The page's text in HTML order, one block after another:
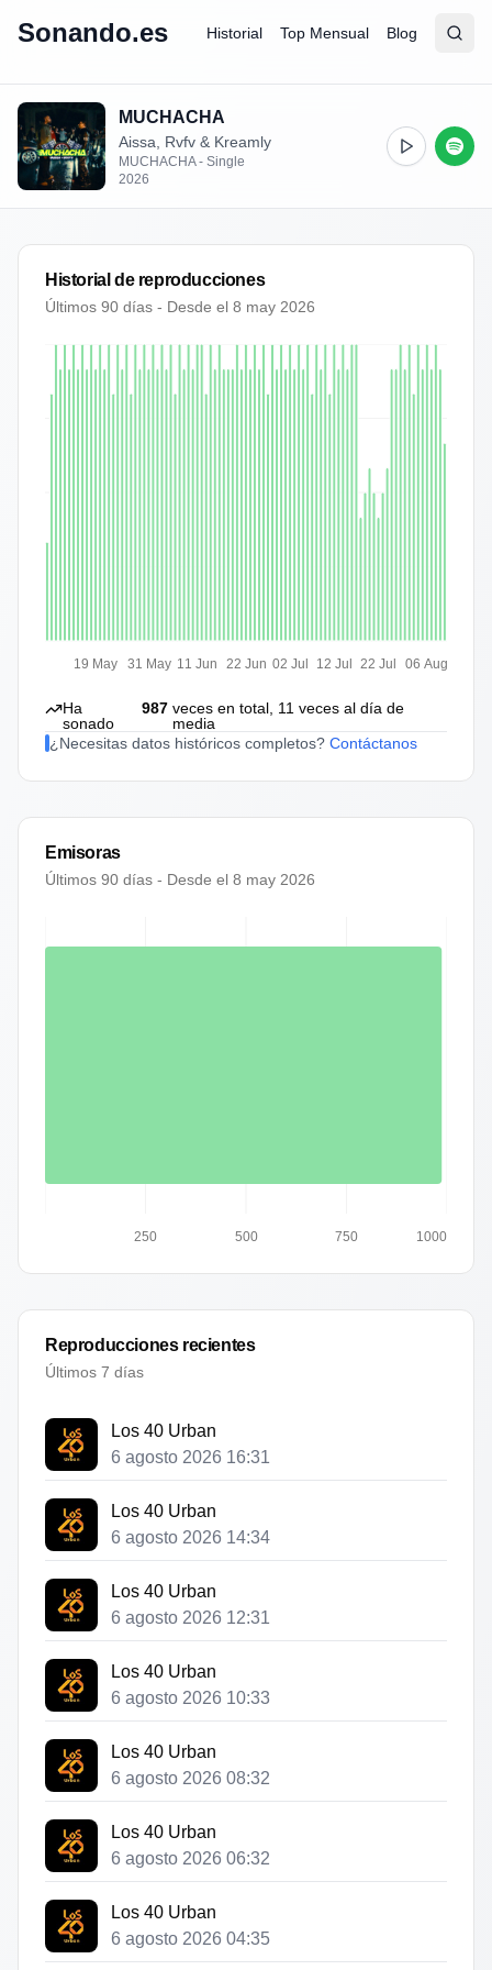
Sonando.es Historial Top Mensual Blog
Abrir
MUCHACHA
Aissa, Rvfv & Kreamly
MUCHACHA - Single
2026
Historial de reproducciones
Últimos 90 días - Desde el 8 may 2026
19 May 31 May 11 Jun 22 Jun 02 Jul 12 Jul 22 Jul 06 Aug
Ha
sonado
987 veces en total, 11 veces al día de
media
¿Necesitas datos históricos completos? Contáctanos
Emisoras
Últimos 90 días - Desde el 8 may 2026
250 500 750 1000
Reproducciones recientes
Últimos 7 días
Los 40 Urban
6 agosto 2026 16:31
Los 40 Urban
6 agosto 2026 14:34
Los 40 Urban
6 agosto 2026 12:31
Los 40 Urban
6 agosto 2026 10:33
Los 40 Urban
6 agosto 2026 08:32
Los 40 Urban
6 agosto 2026 06:32
Los 40 Urban
6 agosto 2026 04:35